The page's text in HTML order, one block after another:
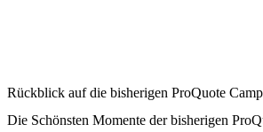
Rückblick auf die bisherigen ProQuote
Die Schönsten Momente der bisherigen